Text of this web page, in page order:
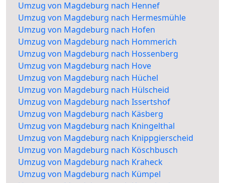
Umzug von Magdeburg nach Hennef
Umzug von Magdeburg nach Hermesmühle
Umzug von Magdeburg nach Hofen
Umzug von Magdeburg nach Hommerich
Umzug von Magdeburg nach Hossenberg
Umzug von Magdeburg nach Hove
Umzug von Magdeburg nach Hüchel
Umzug von Magdeburg nach Hülscheid
Umzug von Magdeburg nach Issertshof
Umzug von Magdeburg nach Käsberg
Umzug von Magdeburg nach Kningelthal
Umzug von Magdeburg nach Knippgierscheid
Umzug von Magdeburg nach Köschbusch
Umzug von Magdeburg nach Kraheck
Umzug von Magdeburg nach Kümpel